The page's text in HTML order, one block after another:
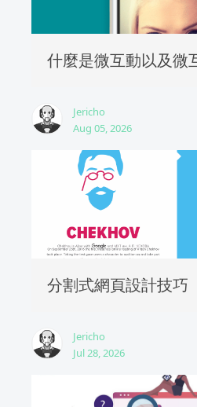
什麼是微互動以及微
Jericho
Aug 05, 2026
分割式網頁設計技巧
Jericho
Jul 28, 2026